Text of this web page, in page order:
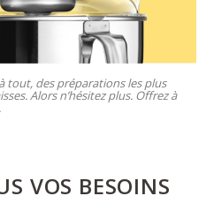
tout, des préparations les plus
Alors n’hésitez plus. Offrez à
VOS BESOINS